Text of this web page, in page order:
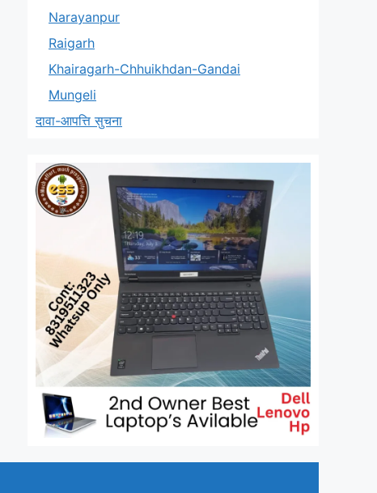
Narayanpur
Raigarh
Khairagarh-Chhuikhdan-Gandai
Mungeli
दावा-आपत्ति सुचना